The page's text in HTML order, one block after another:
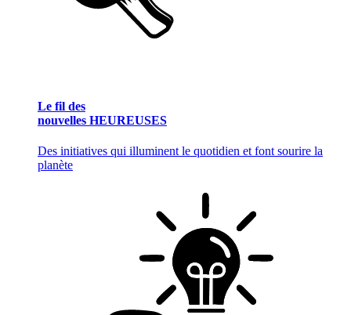
Le fil des
nouvelles HEUREUSES
Des initiatives qui illuminent le quotidien et font sourire la
planète